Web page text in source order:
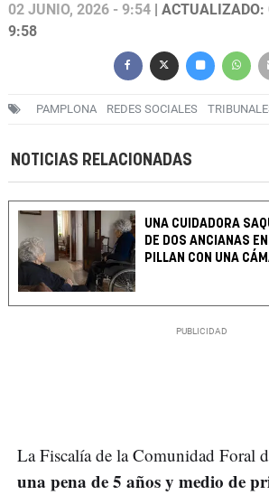
02 JUNIO, 2026 - 9:54 |
9:58
PAMPLONA REDES SOCIALES
NOTICIAS RELACIONADAS
UNA CUIDADORA
DE DOS ANCIANAS
PILLAN CON UNA
La Fiscalía de la Comunidad Foral
una pena de 5 años y medio de